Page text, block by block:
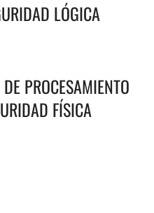
LÓGICA
PROCESAMIENTO
FÍSICA